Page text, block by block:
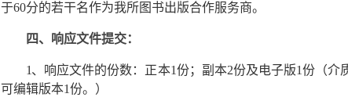
于60分的若干名作为我所图书出版合作服务商。
四、响应文件提交：
1、响应文件的份数：正本1份；副本2份及电子版1份（介
可编辑版本1份。）